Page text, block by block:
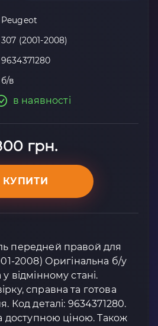
Peugeot
307 (2001-2008)
9634371280
б/в
в наявності
грн.
КУПИТИ
передней правой для
2008) Оригінальна б/у
відмінному стані.
справна та готова
Код деталі: 9634371280.
доступною ціною. Також